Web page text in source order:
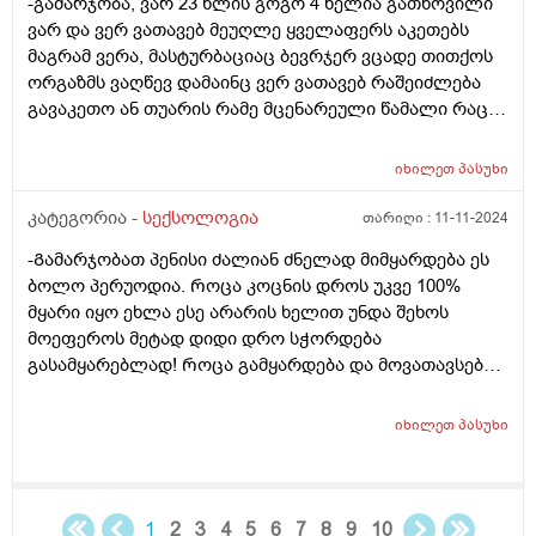
პრობლემას? და თუ არის გამოსწორებადი? სხვას
ვერაფერს ვერ ვუკავშირებთ. არ არის მწეველი არც
სიგარეტის და საერთოდ არაფრის, მხოლოდ ლუდს
სვამს იშვიათად. დიდი მადლობა წინასწარ.
ავუხსენი არც გავუსინჯივარ ეგრევე ადორა
გამომიწერა ბოდიშით ბევრი დავწერე
ვარ და ვერ ვათავებ მეუღლე ყველაფერს აკეთებს
მაგრამ ვერა, მასტურბაციაც ბევრჯერ ვცადე თითქოს
ორგაზმს ვაღწევ დამაინც ვერ ვათავებ რაშეიძლება
გავაკეთო ან თუარის რამე მცენარეული წამალი რაც
იხილეთპასუხი
კატეგორია - სექსოლოგია თარიღი : 11-11-2024
-Გამარჯობათ პენისი ძალიან ძნელად მიმყარდება ეს
ბოლო პერუოდია. Როცა კოცნის დროს უკვე 100%
მყარი იყო ეხლა ესე არარის ხელით უნდა შეხოს
მოეფეროს მეტად დიდი დრო სჭორდება
გასამყარებლად! Როცა გამყარდება და მოვათავსებ
და 90% მყარი ხთება და როგორ მოვიქცე ან რისი
მოშარდვის დროს როცა ვითმენდი მყარდებოდა
იხილეთპასუხი
1 2 3 4 5 6 7 8 9 10